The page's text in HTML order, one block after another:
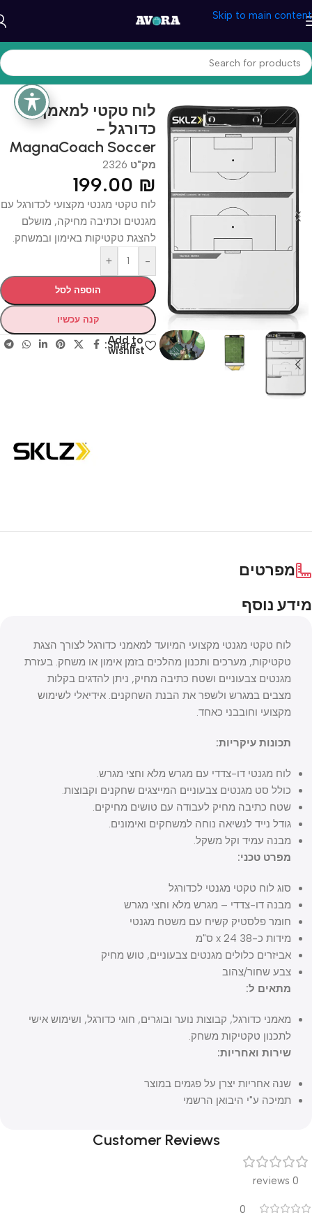
Skip to main content
עמוד הבית/ספורט וכושר/כדורגל
לוח טקטי למאמן
כדורגל –
MagnaCoach Soccer
מק"ט 2326
199.00 ₪
לוח טקטי מגנטי מקצועי לכדורגל עם
מגנטים וכתיבה מחיקה, מושלם
להצגת טקטיקות באימון ובמשחק.
-
+
הוספה לסל
קנה עכשיו
Add to
wishlist
Share:
מפרטים
מידע נוסף
לוח טקטי מגנטי מקצועי המיועד למאמני כדורגל לצורך הצגת
טקטיקות, מערכים ותכנון מהלכים בזמן אימון או משחק. בעזרת
מגנטים צבעוניים ושטח כתיבה מחיק, ניתן להדגים בקלות
מצבים במגרש ולשפר את הבנת השחקנים. אידיאלי לשימוש
מקצועי וחובבני כאחד.
תכונות עיקריות:
לוח מגנטי דו-צדדי עם מגרש מלא וחצי מגרש.
כולל סט מגנטים צבעוניים המייצגים שחקנים וקבוצות.
שטח כתיבה מחיק לעבודה עם טושים מחיקים.
גודל נייד לנשיאה נוחה למשחקים ואימונים.
מבנה עמיד וקל משקל.
מפרט טכני:
סוג לוח טקטי מגנטי לכדורגל
מבנה דו-צדדי – מגרש מלא וחצי מגרש
חומר פלסטיק קשיח עם משטח מגנטי
מידות כ-38 x 24 ס"מ
אביזרים כלולים מגנטים צבעוניים, טוש מחיק
צבע שחור/צהוב
מתאים ל:
מאמני כדורגל, קבוצות נוער ובוגרים, חוגי כדורגל, ושימוש אישי
לתכנון טקטיקות משחק.
שירות ואחריות:
שנה אחריות יצרן על פגמים במוצר
תמיכה ע"י היבואן הרשמי
Customer Reviews
0 reviews
0